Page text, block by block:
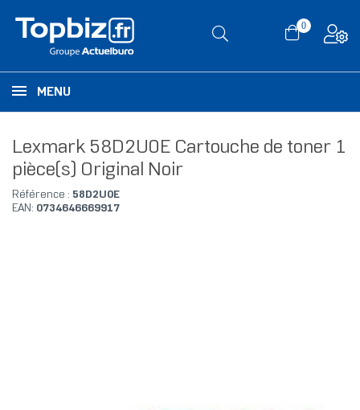
0
MENU
Lexmark 58D2U0E Cartouche de toner 1
pièce(s) Original Noir
Référence : 58D2U0E
EAN: 0734646669917